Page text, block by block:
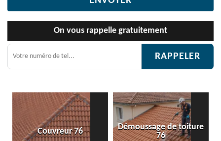
On vous rappelle gratuitement
Couvreur 76
Démoussage de toiture
76